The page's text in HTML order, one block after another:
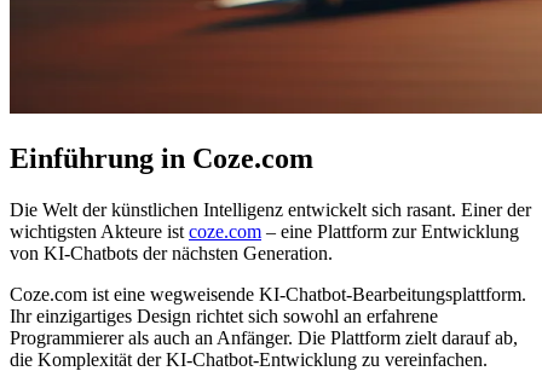
Einführung in Coze.com
Die Welt der künstlichen Intelligenz entwickelt sich rasant. Einer der
wichtigsten Akteure ist coze.com – eine Plattform zur Entwicklung
von KI-Chatbots der nächsten Generation.
Coze.com ist eine wegweisende KI-Chatbot-Bearbeitungsplattform.
Ihr einzigartiges Design richtet sich sowohl an erfahrene
Programmierer als auch an Anfänger. Die Plattform zielt darauf ab,
die Komplexität der KI-Chatbot-Entwicklung zu vereinfachen.